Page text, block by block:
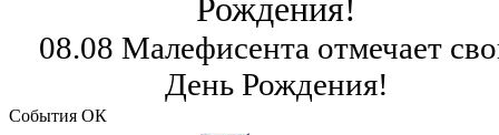
Рождения!
08.08 Малефисента отмечает
День Рождения!
События ОК